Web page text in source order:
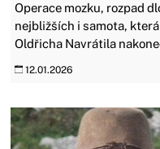
Operace mozku, rozpad
nejbližších i samota,
Oldřicha Navrátila
12.01.2026